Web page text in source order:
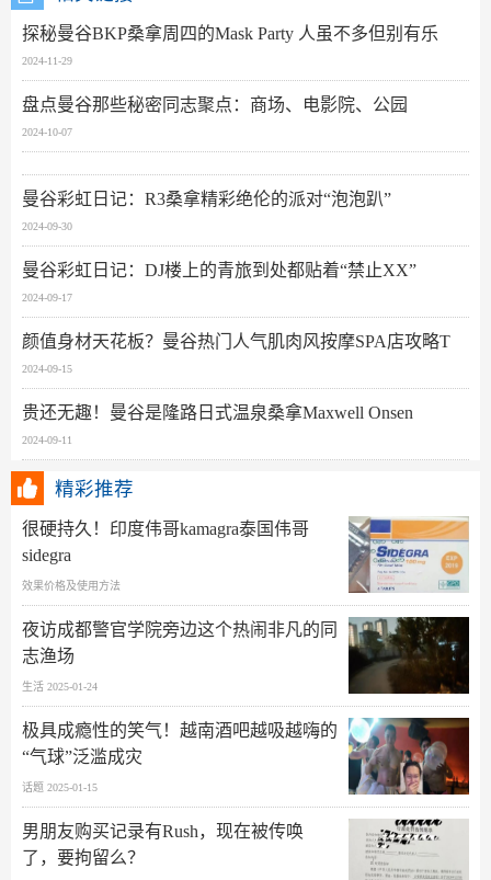
探秘曼谷BKP桑拿周四的Mask Party 人虽不多但别有乐
2024-11-29
盘点曼谷那些秘密同志聚点：商场、电影院、公园
2024-10-07
曼谷彩虹日记：R3桑拿精彩绝伦的派对“泡泡趴”
2024-09-30
曼谷彩虹日记：DJ楼上的青旅到处都贴着“禁止XX”
2024-09-17
颜值身材天花板？曼谷热门人气肌肉风按摩SPA店攻略T
2024-09-15
贵还无趣！曼谷是隆路日式温泉桑拿Maxwell Onsen
2024-09-11
精彩推荐
很硬持久！印度伟哥kamagra泰国伟哥
sidegra
效果价格及使用方法
夜访成都警官学院旁边这个热闹非凡的同
志渔场
生活 2025-01-24
极具成瘾性的笑气！越南酒吧越吸越嗨的
“气球”泛滥成灾
话题 2025-01-15
男朋友购买记录有Rush，现在被传唤
了，要拘留么？